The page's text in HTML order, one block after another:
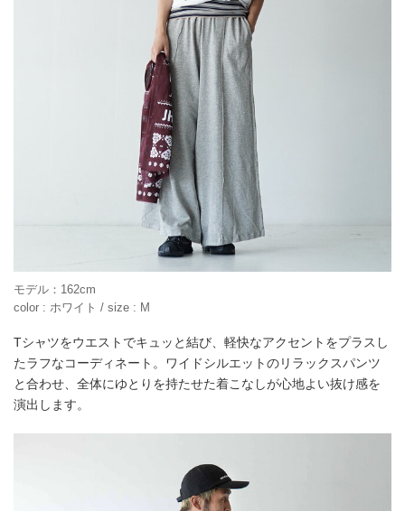
モデル：162cm
color : ホワイト / size : M
Tシャツをウエストでキュッと結び、軽快なアクセントをプラスし
たラフなコーディネート。ワイドシルエットのリラックスパンツ
と合わせ、全体にゆとりを持たせた着こなしが心地よい抜け感を
演出します。